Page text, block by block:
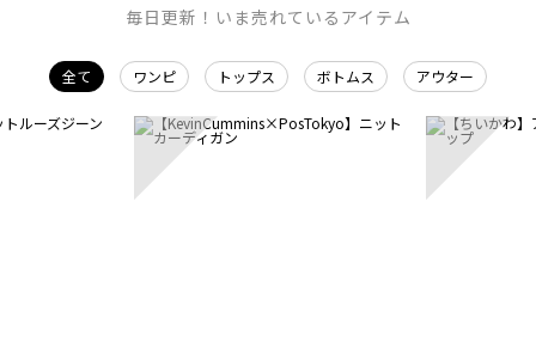
毎日更新！いま売れているアイテム
全て ワンピ トップス ボトムス アウター
3 4